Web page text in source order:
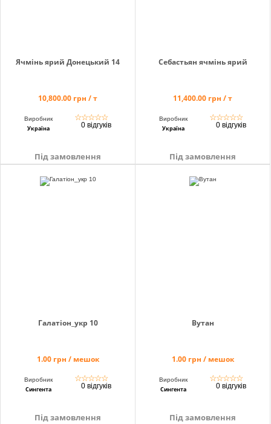
Ячмінь ярий Донецький 14
10,800.00 грн / т
Виробник
Україна
☆☆☆☆☆
0 відгуків
Під замовлення
Себастьян ячмінь ярий
11,400.00 грн / т
Виробник
Україна
☆☆☆☆☆
0 відгуків
Під замовлення
Галатіон_укр 10
1.00 грн / мешок
Виробник
Сингента
☆☆☆☆☆
0 відгуків
Під замовлення
Вутан
1.00 грн / мешок
Виробник
Сингента
☆☆☆☆☆
0 відгуків
Під замовлення